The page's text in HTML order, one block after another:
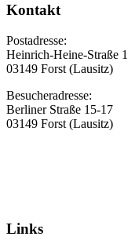
Kontakt
Postadresse:
Heinrich-Heine-Straße 1
03149 Forst (Lausitz)
Besucheradresse:
Berliner Straße 15-17
03149 Forst (Lausitz)
Links